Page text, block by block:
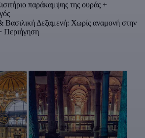
παράκαμψης της ουράς +
Βασιλική Δεξαμενή: Χωρίς αναμονή στην
Περιήγηση